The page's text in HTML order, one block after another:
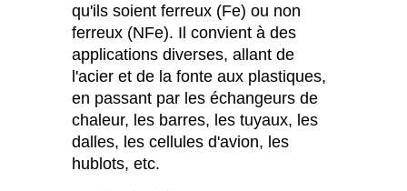
qu'ils soient ferreux (Fe) ou non
ferreux (NFe). Il convient à des
applications diverses, allant de
l'acier et de la fonte aux plastiques,
en passant par les échangeurs de
chaleur, les barres, les tuyaux, les
dalles, les cellules d'avion, les
hublots, etc.